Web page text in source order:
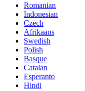
Romanian
Indonesian
Czech
Afrikaans
Swedish
Polish
Basque
Catalan
Esperanto
Hindi